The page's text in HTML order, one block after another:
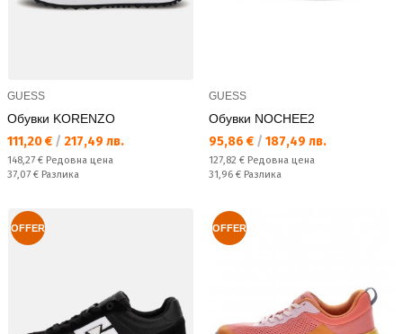
GUESS
Обувки KORENZO
Текуща цена:
111,20 € / 217,49 лв.
Редовна цена:
148,27 € Редовна цена
Спестявате:
37,07 € Разлика
GUESS
Обувки NOCHEE2
Текуща цена:
95,86 € / 187,49 лв.
Редовна цена:
127,82 € Редовна цена
Спестявате:
31,96 € Разлика
OFFER OFFER